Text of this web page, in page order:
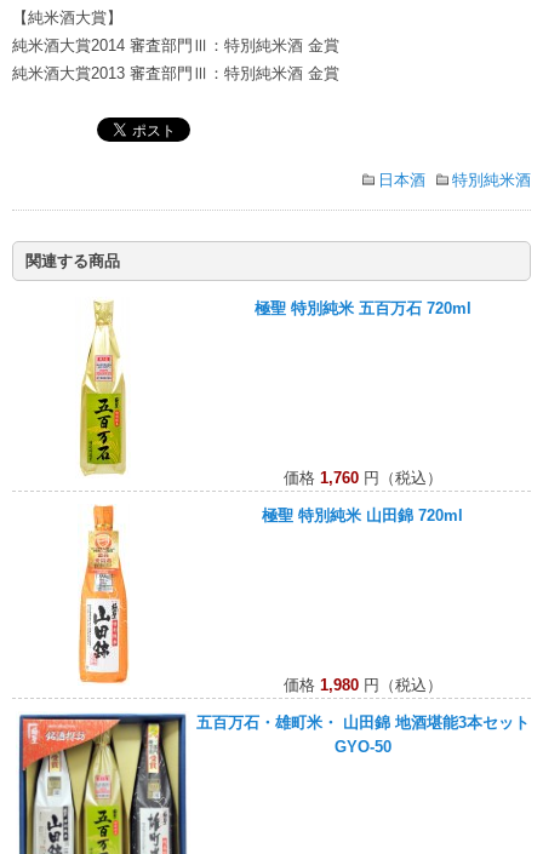
【純米酒大賞】
純米酒大賞2014 審査部門Ⅲ：特別純米酒 金賞
純米酒大賞2013 審査部門Ⅲ：特別純米酒 金賞
日本酒 特別純米酒
関連する商品
極聖 特別純米 五百万石 720ml
価格 1,760円（税込）
極聖 特別純米 山田錦 720ml
価格 1,980円（税込）
五百万石・雄町米・ 山田錦 地酒堪能3本セット
GYO-50